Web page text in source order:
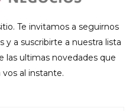
Te invitamos a seguirnos
y a suscribirte a nuestra lista
las ultimas novedades que
al instante.